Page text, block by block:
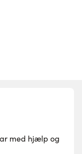
med hjælp og